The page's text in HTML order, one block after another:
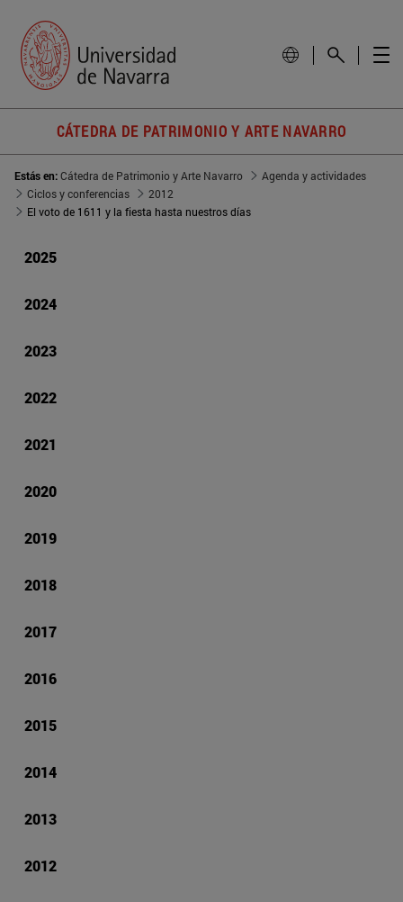
CÁTEDRA DE PATRIMONIO Y ARTE NAVARRO
Estás en:Cátedra de Patrimonio y Arte Navarro
Agenda y actividades
Ciclos y conferencias
2012
El voto de 1611 y la fiesta hasta nuestros días
2025
2024
2023
2022
2021
2020
2019
2018
2017
2016
2015
2014
2013
2012